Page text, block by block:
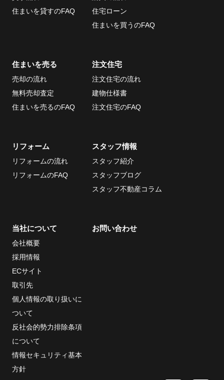
反社会的勢力排除条
本方針
住まいを貸すのFAQ
住宅ローン
住まいを買うのFAQ
住まいを売る
売却の流れ
無料売却査定
住まいを売るのFAQ
注文住宅
注文住宅の流れ
建物仕様書
注文住宅のFAQ
リフォーム
リフォームの流れ
リフォームのFAQ
スタッフ情報
スタッフ紹介
スタッフブログ
スタッフ不動産コラム
当社について
会社概要
採用情報
ECサイト
取引先
個人情報の取り扱いに
ついて
反社会的勢力排除条項
について
情報セキュリティ基本
方針
お問い合わせ